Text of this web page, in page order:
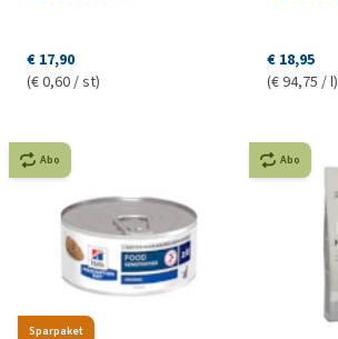
€ 17,90
(€ 0,60 / st)
€ 18,95
(€ 94,75 / l)
Sparpaket
Abo Abo